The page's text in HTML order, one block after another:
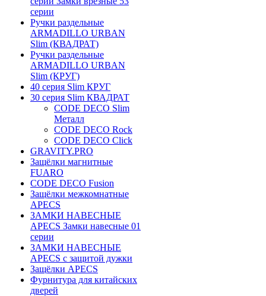
серии
Ручки раздельные
ARMADILLO URBAN
Slim (КВАДРАТ)
Ручки раздельные
ARMADILLO URBAN
Slim (КРУГ)
40 серия Slim КРУГ
30 серия Slim КВАДРАТ
CODE DECO Slim
Металл
CODE DECO Rock
CODE DECO Click
GRAVITY.PRO
Защёлки магнитные
FUARO
CODE DECO Fusion
Защёлки межкомнатные
APECS
ЗАМКИ НАВЕСНЫЕ
APECS Замки навесные 01
серии
ЗАМКИ НАВЕСНЫЕ
APECS с защитой дужки
Защёлки APECS
Фурнитура для китайских
дверей